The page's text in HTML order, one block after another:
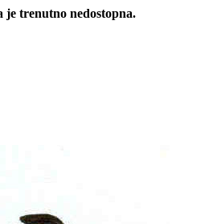
je trenutno nedostopna.